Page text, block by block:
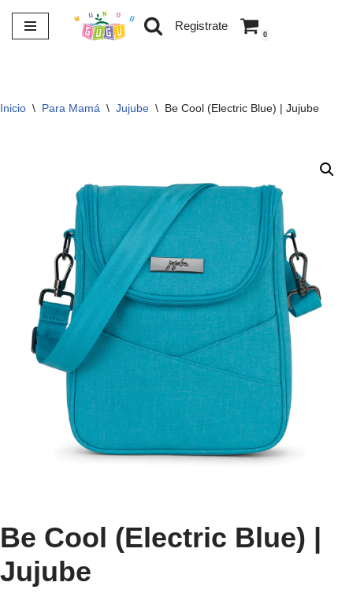
Saltar
Registrate
0
Inicio \ Para Mamá \ Jujube \ Be Cool (Electric Blue) | Jujube
Be Cool (Electric Blue) |
Jujube